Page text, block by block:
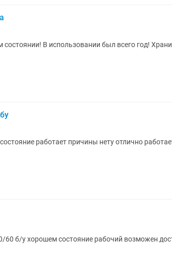
В использовании был всего год!
работает причины нету отлично
60 б/у хорошем состояние рабочий возможен